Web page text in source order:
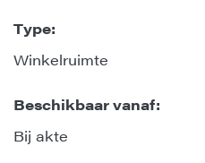
Type:
Winkelruimte
Beschikbaar vanaf:
Bij akte